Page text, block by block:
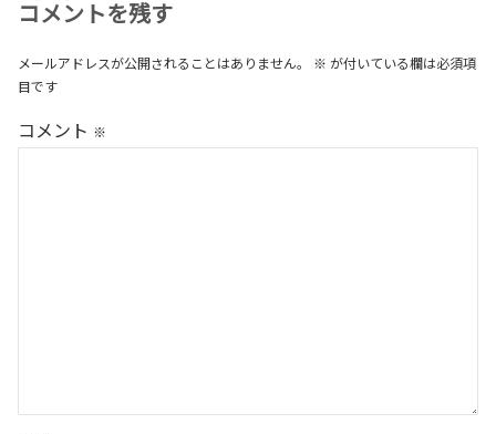
コメントを残す
メールアドレスが公開されることはありません。 ※ が付いている欄は必須項
目です
コメント ※